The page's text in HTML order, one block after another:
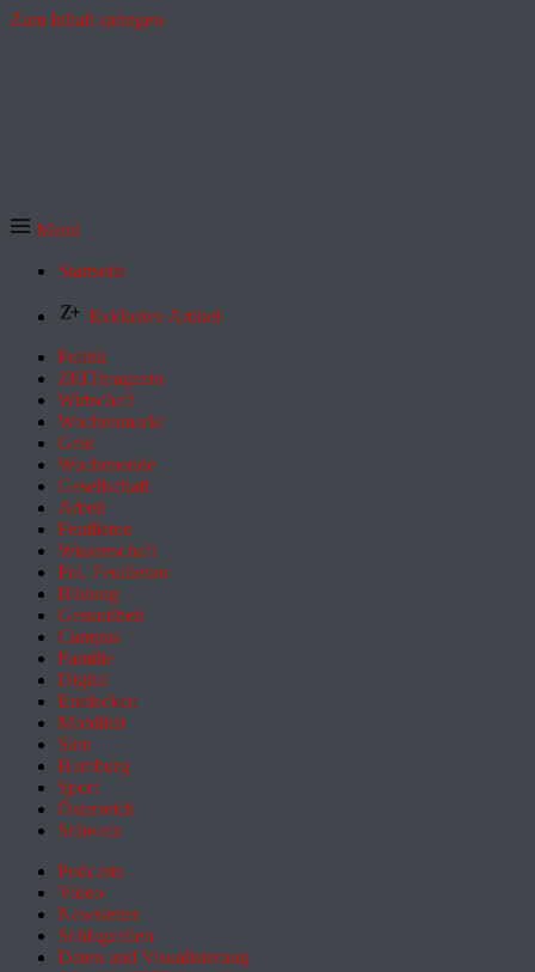
Zum Inhalt springen
Menü
Startseite
Exklusive Artikel
Politik
ZEITmagazin
Wirtschaft
Wochenmarkt
Geld
Wochenende
Gesellschaft
Arbeit
Feuilleton
Wissenschaft
Pol. Feuilleton
Bildung
Gesundheit
Campus
Familie
Digital
Entdecken
Mobilität
Sinn
Hamburg
Sport
Österreich
Schweiz
Podcasts
Video
Newsletter
Schlagzeilen
Daten und Visualisierung